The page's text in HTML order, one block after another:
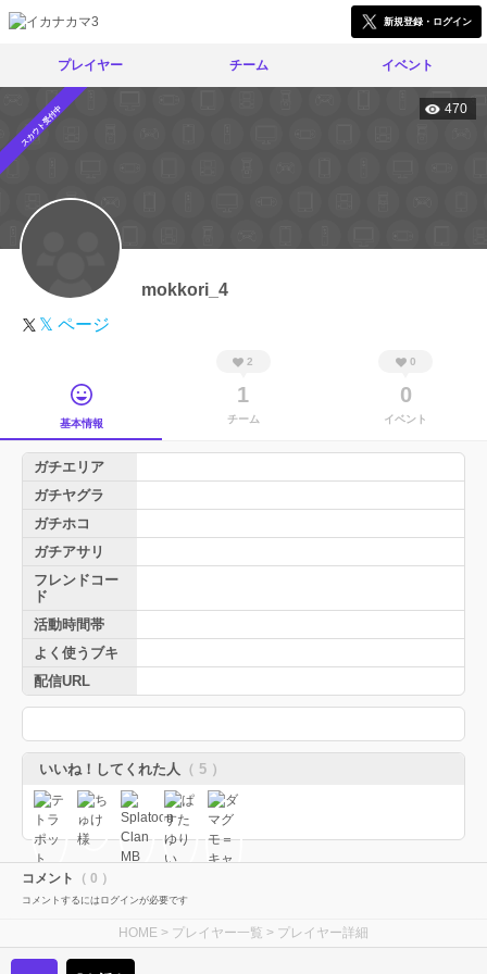
新規登録・ログイン
プレイヤー チーム イベント
スカウト受付中 470
mokkori_4
𝕏 ページ
基本情報
2
1
チーム
0
0
イベント
ガチエリア
ガチヤグラ
ガチホコ
ガチアサリ
フレンドコー
ド
活動時間帯
よく使うブキ
配信URL
いいね！してくれた人 （ 5 ）
コメント （ 0 ）
コメントするにはログインが必要です
HOME > プレイヤー一覧 > プレイヤー詳細